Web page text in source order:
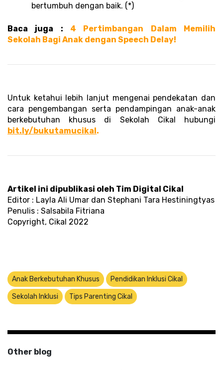
bertumbuh dengan baik. (*)
Baca juga : 4 Pertimbangan Dalam Memilih
Sekolah Bagi Anak dengan Speech Delay!
Untuk ketahui lebih lanjut mengenai pendekatan dan
cara pengembangan serta pendampingan anak-anak
bit.ly/bukutamucikal.
Artikel ini dipublikasi oleh Tim Digital Cikal
Editor : Layla Ali Umar dan Stephani Tara Hestiningtyas
Penulis : Salsabila Fitriana
Copyright, Cikal 2022
Anak Berkebutuhan Khusus Pendidikan Inklusi Cikal
Sekolah Inklusi Tips Parenting Cikal
Other blog